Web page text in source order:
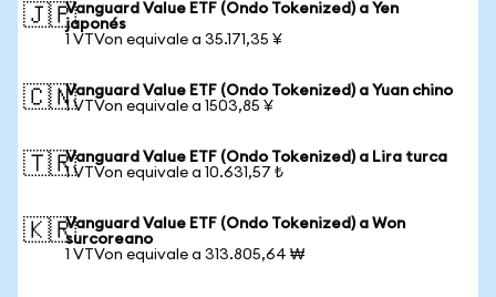
🇯🇵Vanguard Value ETF (Ondo Tokenized) a Yen
japonés
1 VTVon equivale a 35.171,35 ¥
🇨🇳Vanguard Value ETF (Ondo Tokenized) a Yuan chino
1 VTVon equivale a 1503,85 ¥
🇹🇷Vanguard Value ETF (Ondo Tokenized) a Lira turca
1 VTVon equivale a 10.631,57 ₺
🇰🇷Vanguard Value ETF (Ondo Tokenized) a Won
surcoreano
1 VTVon equivale a 313.805,64 ₩